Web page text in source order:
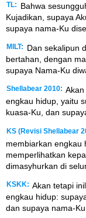
TL:
Bahwa
Kujadikan, supaya
supaya nama-Ku
MILT:
Dan sekalipun
bertahan, dengan
supaya Nama-Ku
Shellabear 2010:
engkau hidup, yaitu
kuasa-Ku, dan
KS (Revisi Shellabear
membiarkan engkau
memperlihatkan
dimasyhurkan di
KSKK: Akan tetapi
engkau hidup:
dan supaya nama-